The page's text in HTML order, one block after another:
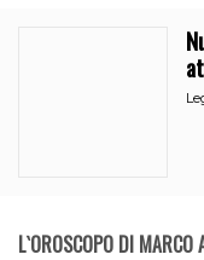
L`OROSCOPO DI MARCO